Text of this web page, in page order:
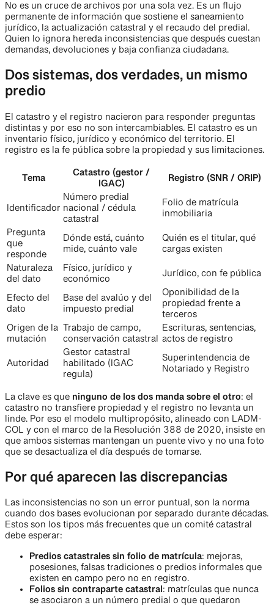
No es un cruce de archivos por una sola vez. Es un flujo
permanente de información que sostiene el saneamiento
jurídico, la actualización catastral y el recaudo del predial.
Quien lo ignora hereda inconsistencias que después cuestan
demandas, devoluciones y baja confianza ciudadana.
Dos sistemas, dos verdades, un mismo
predio
El catastro y el registro nacieron para responder preguntas
distintas y por eso no son intercambiables. El catastro es un
inventario físico, jurídico y económico del territorio. El
registro es la fe pública sobre la propiedad y sus limitaciones.
Tema
Catastro (gestor /
IGAC)
Registro (SNR / ORIP)
Identificador
Número predial
nacional / cédula
catastral
Folio de matrícula
inmobiliaria
Pregunta
que
responde
Dónde está, cuánto
mide, cuánto vale
Quién es el titular, qué
cargas existen
Naturaleza
del dato
Físico, jurídico y
económico
Jurídico, con fe pública
Efecto del
dato
Base del avalúo y del
impuesto predial
Oponibilidad de la
propiedad frente a
terceros
Origen de la
mutación
Trabajo de campo,
conservación catastral
Escrituras, sentencias,
actos de registro
Autoridad
Gestor catastral
habilitado (IGAC
regula)
Superintendencia de
Notariado y Registro
La clave es que ninguno de los dos manda sobre el otro: el
catastro no transfiere propiedad y el registro no levanta un
linde. Por eso el modelo multipropósito, alineado con LADM-
COL y con el marco de la Resolución 388 de 2020, insiste en
que ambos sistemas mantengan un puente vivo y no una foto
que se desactualiza el día después de tomarse.
Por qué aparecen las discrepancias
Las inconsistencias no son un error puntual, son la norma
cuando dos bases evolucionan por separado durante décadas.
Estos son los tipos más frecuentes que un comité catastral
debe esperar:
Predios catastrales sin folio de matrícula: mejoras,
posesiones, falsas tradiciones o predios informales que
existen en campo pero no en registro.
Folios sin contraparte catastral: matrículas que nunca
se asociaron a un número predial o que quedaron